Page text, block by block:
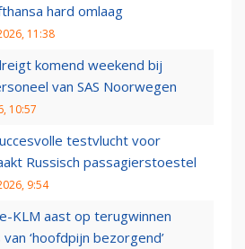
hard omlaag
11:38
komend weekend bij
van SAS Noorwegen
10:57
testvlucht voor
Russisch passagierstoestel
9:54
KLM aast op terugwinnen
‘hoofdpijn bezorgend’